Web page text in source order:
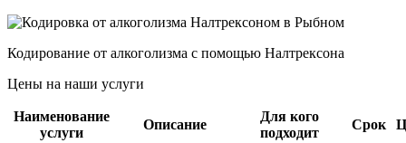
Кодирование от алкоголизма с помощью Налтрексона
Цены на наши услуги
Наименование
услуги
Описание
Для кого
подходит
Срок